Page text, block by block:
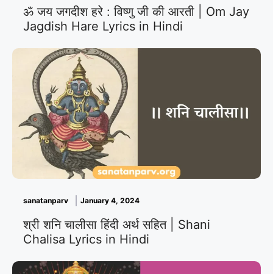
ॐ जय जगदीश हरे : विष्णु जी की आरती | Om Jay
Jagdish Hare Lyrics in Hindi
sanatanparv January 4, 2024
श्री शनि चालीसा हिंदी अर्थ सहित | Shani
Chalisa Lyrics in Hindi